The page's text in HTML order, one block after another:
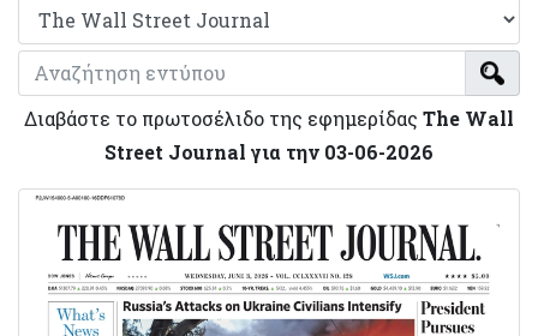
Διαβάστε το πρωτοσέλιδο της εφημερίδας The Wall
Street Journal για την 03-06-2026